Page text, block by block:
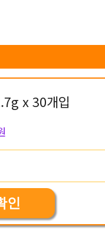
x 30개입
인